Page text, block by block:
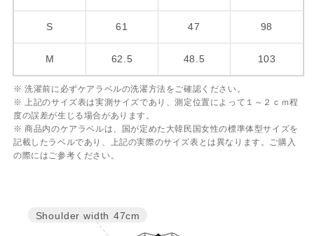
S 61 47 98
M 62.5 48.5 103
※ 洗濯前に必ずケアラベルの洗濯方法をご確認ください。
※ 上記のサイズ表は実測サイズであり、測定位置によって１～２ｃｍ程
度の誤差が生じる場合があります。
※ 商品内のケアラベルは、国が定めた大韓民国女性の標準体型サイズを
記載したラベルであり、上記の実際のサイズ表とは異なります。ご購入
の際にはご参考ください。
Shoulder width 47cm